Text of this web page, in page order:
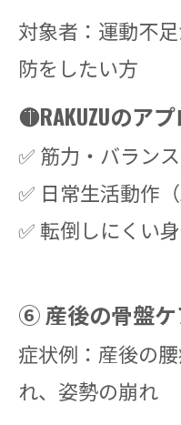
対象者：運動不
防をしたい方
🟡RAKUZUのア
✅ 筋力・バラン
✅ 日常生活動作
✅ 転倒しにくい
⑥ 産後の骨盤
症状例：産後の
れ、姿勢の崩れ